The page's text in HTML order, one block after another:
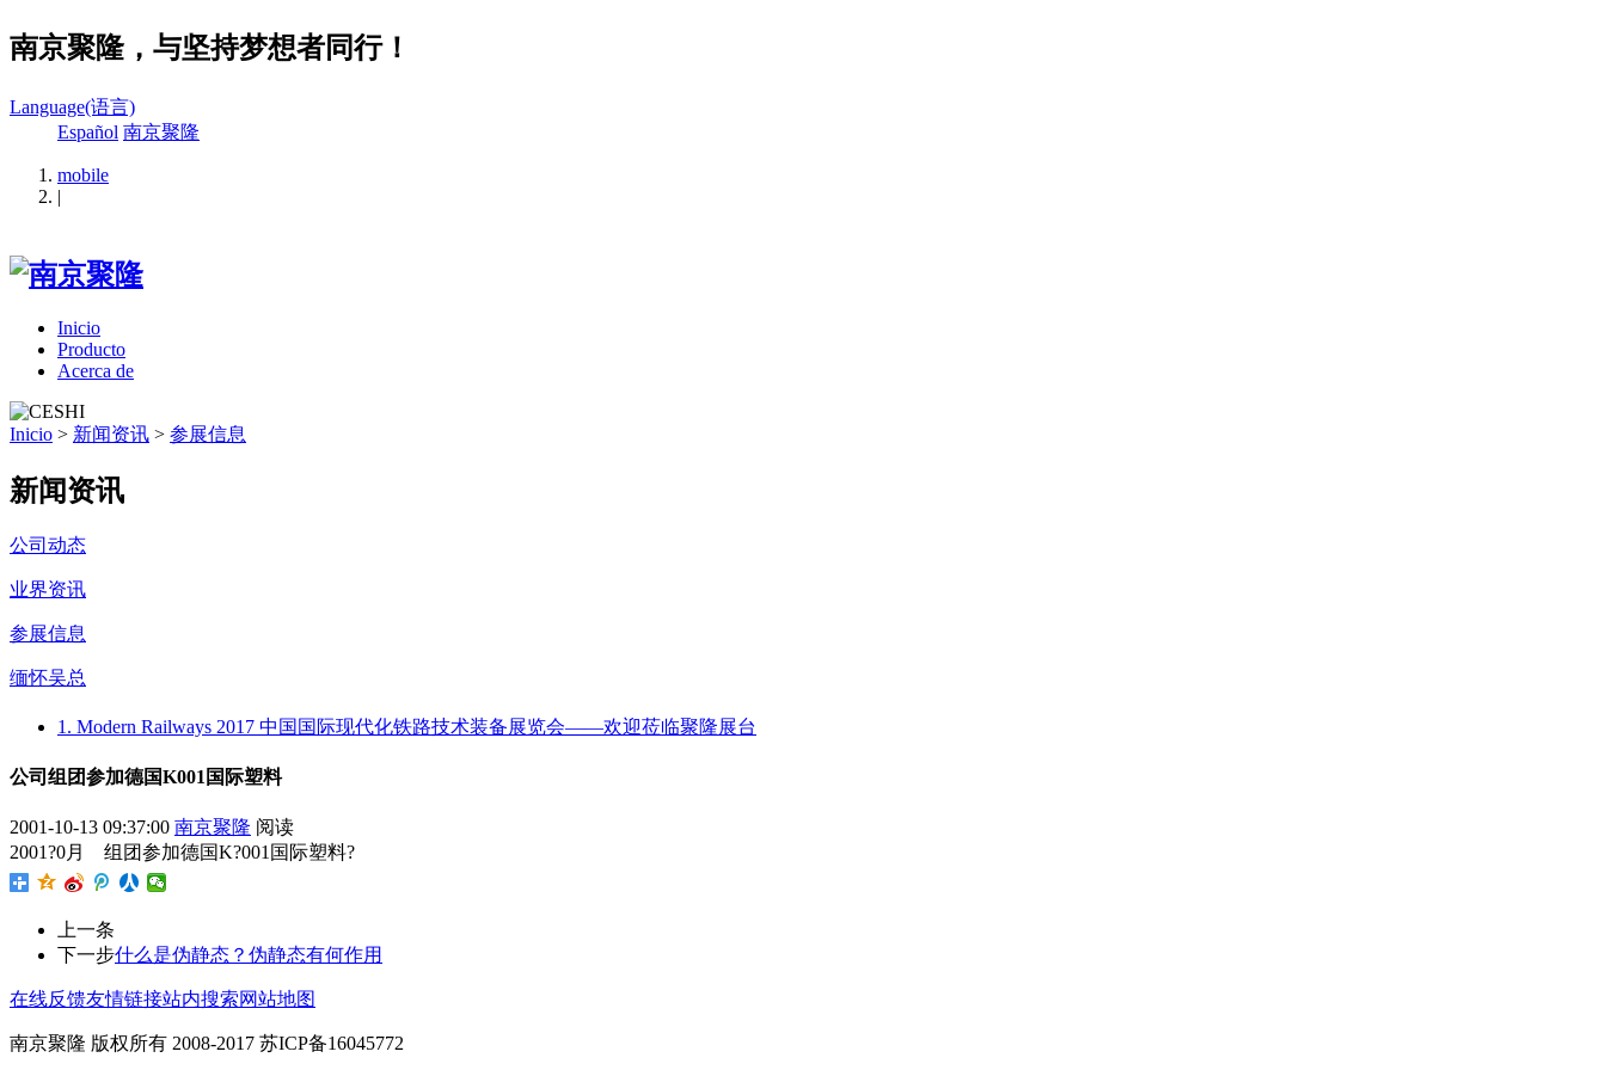
南京聚隆，与坚持梦想者同行！
Language(语言)
Español 南京聚隆
mobile
|
Inicio
Producto
Acerca de
Inicio > 新闻资讯 > 参展信息
新闻资讯
公司动态
业界资讯
参展信息
缅怀吴总
1. Modern Railways 2017 中国国际现代化铁路技术装备展览会——欢迎莅临聚隆展台
公司组团参加德国K001国际塑料
2001-10-13 09:37:00 南京聚隆 阅读
2001?0月 组团参加德国K?001国际塑料?
上一条
下一步什么是伪静态？伪静态有何作用
在线反馈友情链接站内搜索网站地图
南京聚隆 版权所有 2008-2017 苏ICP备16045772